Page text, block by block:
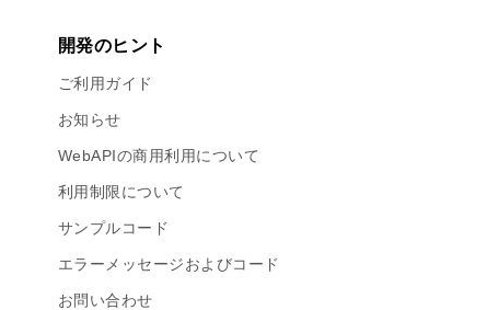
開発のヒント
ご利用ガイド
お知らせ
WebAPIの商用利用について
利用制限について
サンプルコード
エラーメッセージおよびコード
お問い合わせ